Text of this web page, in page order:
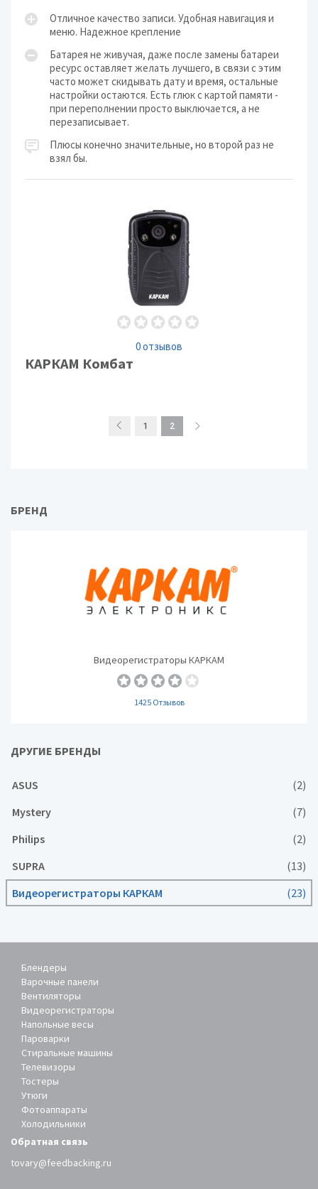
Отличное качество записи. Удобная навигация и
меню. Надежное крепление
Батарея не живучая, даже после замены батареи
ресурс оставляет желать лучшего, в связи с этим
часто может скидывать дату и время, остальные
настройки остаются. Есть глюк с картой памяти -
при переполнении просто выключается, а не
перезаписывает.
Плюсы конечно значительные, но второй раз не
взял бы.
0 отзывов
КАРКАМ Комбат
1 2
БРЕНД
Видеорегистраторы КАРКАМ
1425 Отзывов
ДРУГИЕ БРЕНДЫ
ASUS
(2)
Mystery
(7)
Philips
(2)
SUPRA
(13)
Видеорегистраторы КАРКАМ
(23)
Блендеры
Варочные панели
Вентиляторы
Видеорегистраторы
Напольные весы
Пароварки
Стиральные машины
Телевизоры
Тостеры
Утюги
Фотоаппараты
Холодильники
Обратная связь
tovary@feedbacking.ru